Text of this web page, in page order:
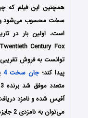
همچنین این فیلم که
پیدا کند؛جان سخت 4
می‌توان به نامزدی 2 جایزه ساترن برای بهترین فیلم